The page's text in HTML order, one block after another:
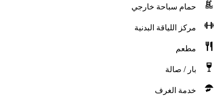
حمام سباحة خارجي
مركز اللياقة البدنية
مطعم
بار / صالة
خدمة الغرف